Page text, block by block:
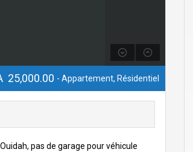
25,000.00 - Appartement, Résidentiel
pas de garage pour véhicule